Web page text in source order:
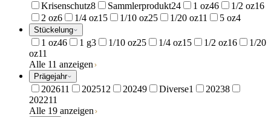
Krisenschutz8 Sammlerprodukt24 1 oz46 1/2 oz16
2 oz6 1/4 oz15 1/10 oz25 1/20 oz11 5 oz4
Stückelung
1 oz46 1 g3 1/10 oz25 1/4 oz15 1/2 oz16
1/20
oz11
Alle 11 anzeigen
Prägejahr
202611 202512 20249 Diverse1 20238
202211
Alle 19 anzeigen